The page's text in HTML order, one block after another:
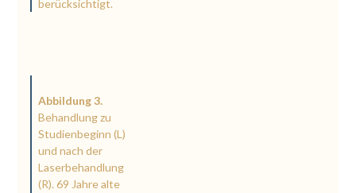
berücksichtigt.
Abbildung 3.
Behandlung zu
Studienbeginn (L)
und nach der
Laserbehandlung
(R). 69 Jahre alte